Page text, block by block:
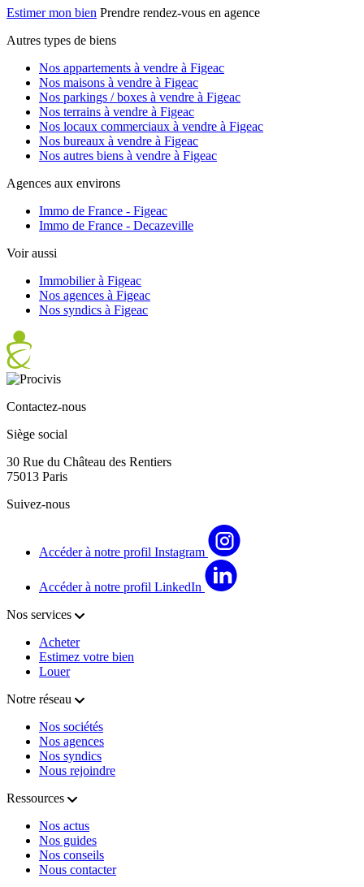
Estimer mon bien Prendre rendez-vous en agence
Autres types de biens
Nos appartements à vendre à Figeac
Nos maisons à vendre à Figeac
Nos parkings / boxes à vendre à Figeac
Nos terrains à vendre à Figeac
Nos locaux commerciaux à vendre à Figeac
Nos bureaux à vendre à Figeac
Nos autres biens à vendre à Figeac
Agences aux environs
Immo de France - Figeac
Immo de France - Decazeville
Voir aussi
Immobilier à Figeac
Nos agences à Figeac
Nos syndics à Figeac
Contactez-nous
Siège social
30 Rue du Château des Rentiers
75013 Paris
Suivez-nous
Accéder à notre profil Instagram
Accéder à notre profil LinkedIn
Nos services
Acheter
Estimez votre bien
Louer
Notre réseau
Nos sociétés
Nos agences
Nos syndics
Nous rejoindre
Ressources
Nos actus
Nos guides
Nos conseils
Nous contacter